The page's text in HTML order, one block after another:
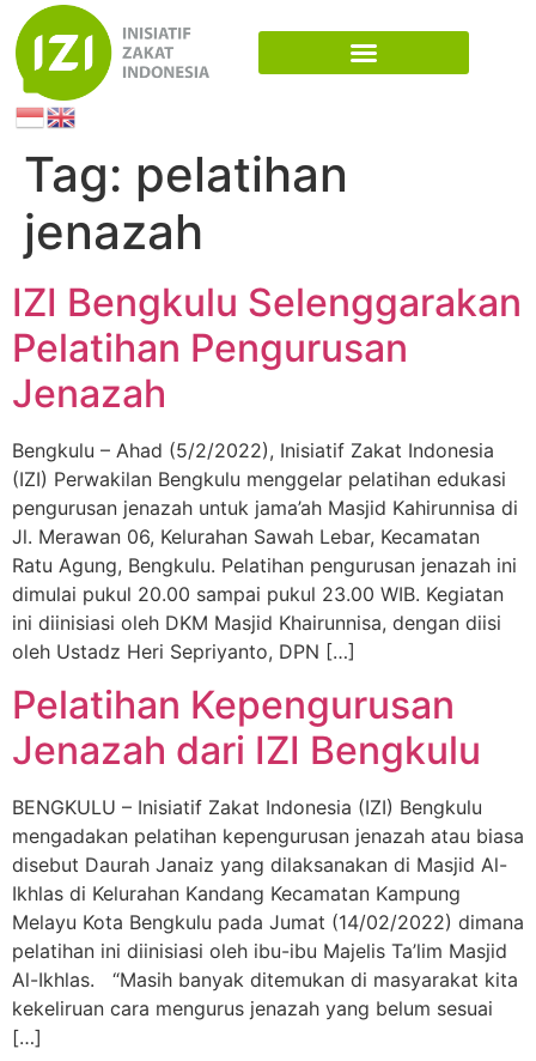
Tag: pelatihan
jenazah
IZI Bengkulu Selenggarakan
Pelatihan Pengurusan
Jenazah
Bengkulu – Ahad (5/2/2022), Inisiatif Zakat Indonesia
(IZI) Perwakilan Bengkulu menggelar pelatihan edukasi
pengurusan jenazah untuk jama’ah Masjid Kahirunnisa di
Jl. Merawan 06, Kelurahan Sawah Lebar, Kecamatan
Ratu Agung, Bengkulu. Pelatihan pengurusan jenazah ini
dimulai pukul 20.00 sampai pukul 23.00 WIB. Kegiatan
ini diinisiasi oleh DKM Masjid Khairunnisa, dengan diisi
oleh Ustadz Heri Sepriyanto, DPN […]
Pelatihan Kepengurusan
Jenazah dari IZI Bengkulu
BENGKULU – Inisiatif Zakat Indonesia (IZI) Bengkulu
mengadakan pelatihan kepengurusan jenazah atau biasa
disebut Daurah Janaiz yang dilaksanakan di Masjid Al-
Ikhlas di Kelurahan Kandang Kecamatan Kampung
Melayu Kota Bengkulu pada Jumat (14/02/2022) dimana
pelatihan ini diinisiasi oleh ibu-ibu Majelis Ta’lim Masjid
Al-Ikhlas. “Masih banyak ditemukan di masyarakat kita
kekeliruan cara mengurus jenazah yang belum sesuai
[…]